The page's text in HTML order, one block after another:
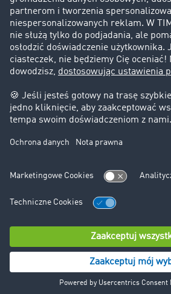
Informacje prawne
Impressum
OWU
Ochrona danych
Ustawienia plików cookies
© TIMOCOM GmbH 2024.